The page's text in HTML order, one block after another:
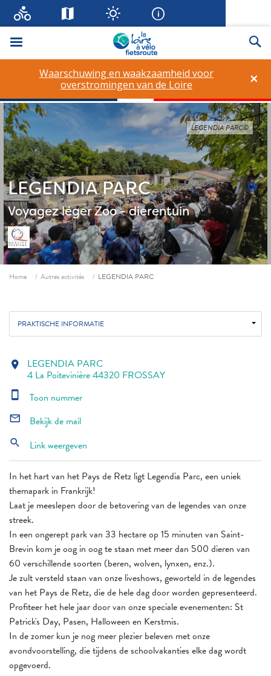
Menu
×
Waarschuwing en waakzaamheid voor
overstromingen van de Loire
LEGENDIA PARC
Voyagez légerZoo - dierentuin
LEGENDIA PARC©
Fil d'ariane
Home Autres activités LEGENDIA PARC
PRAKTISCHE INFORMATIE
In het hart van het Pays de Retz ligt Legendia Parc, een uniek
themapark in Frankrijk!
Laat je meeslepen door de betovering van de legendes van onze
streek.
In een ongerept park van 33 hectare op 15 minuten van Saint-
Brevin kom je oog in oog te staan met meer dan 500 dieren van
60 verschillende soorten (beren, wolven, lynxen, enz.).
Je zult versteld staan van onze liveshows, geworteld in de legendes
van het Pays de Retz, die de hele dag door worden gepresenteerd.
Profiteer het hele jaar door van onze speciale evenementen: St
Patrick's Day, Pasen, Halloween en Kerstmis.
In de zomer kun je nog meer plezier beleven met onze
avondvoorstelling, die tijdens de schoolvakanties elke dag wordt
opgevoerd.
location_on LEGENDIA PARC
4 La Poitevinière 44320 FROSSAY
smartphone Toon nummer
mail_outline Bekijk de mail
search Link weergeven